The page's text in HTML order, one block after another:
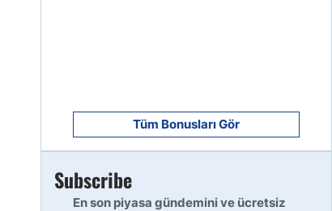
10
Tüm Bonusları Gör
Subscribe
En son piyasa gündemini ve ücretsiz